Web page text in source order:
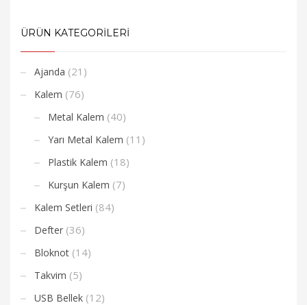
ÜRÜN KATEGORİLERİ
Ajanda (21)
Kalem (76)
Metal Kalem (40)
Yarı Metal Kalem (11)
Plastik Kalem (18)
Kurşun Kalem (7)
Kalem Setleri (84)
Defter (36)
Bloknot (14)
Takvim (5)
USB Bellek (12)